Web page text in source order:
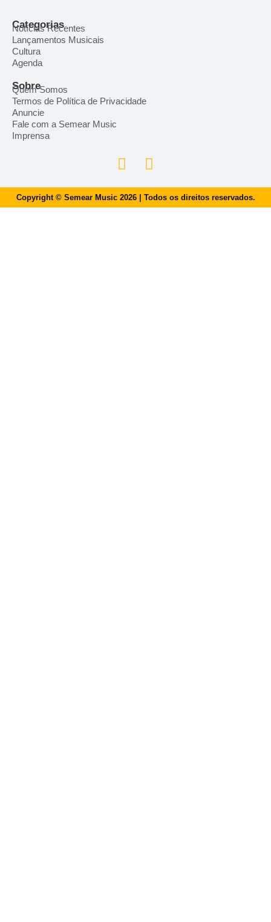
Categorias
Notícias Recentes
Lançamentos Musicais
Cultura
Agenda
Sobre
Quem Somos
Termos de Política de Privacidade
Anuncie
Fale com a Semear Music
Imprensa
Copyright © Semear Music 2026 | Todos os direitos reservados.